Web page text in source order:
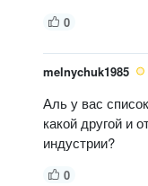
0
melnychuk1985
Аль у вас
какой другой и
индустрии?
0